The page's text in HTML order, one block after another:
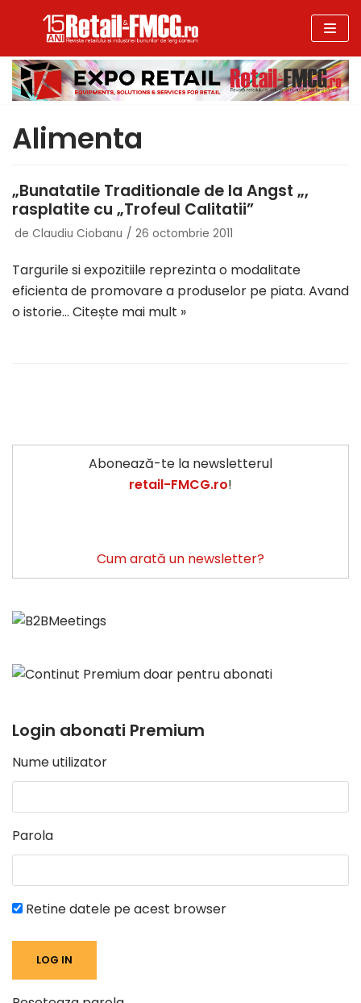
la
conținut
Alimenta
„Bunatatile Traditionale de la Angst „,
rasplatite cu „Trofeul Calitatii”
de Claudiu Ciobanu 26 octombrie 2011
Targurile si expozitiile reprezinta o modalitate
eficienta de promovare a produselor pe piata. Avand
o istorie… Citește mai mult »
Abonează-te la newsletterul
retail-FMCG.ro!
Cum arată un newsletter?
Login abonati Premium
Nume utilizator
Parola
Retine datele pe acest browser